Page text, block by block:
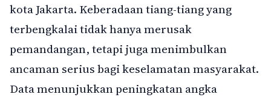
kota Jakarta. Keberadaan tiang-tiang yang
terbengkalai tidak hanya merusak
pemandangan, tetapi juga menimbulkan
ancaman serius bagi keselamatan masyarakat.
Data menunjukkan peningkatan angka